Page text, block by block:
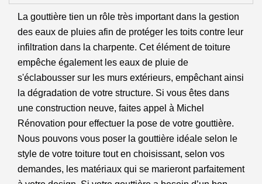
La gouttière tien un rôle très important dans la gestion
des eaux de pluies afin de protéger les toits contre leur
infiltration dans la charpente. Cet élément de toiture
empêche également les eaux de pluie de
s'éclabousser sur les murs extérieurs, empêchant ainsi
la dégradation de votre structure. Si vous êtes dans
une construction neuve, faites appel à Michel
Rénovation pour effectuer la pose de votre gouttière.
Nous pouvons vous poser la gouttière idéale selon le
style de votre toiture tout en choisissant, selon vos
demandes, les matériaux qui se marieront parfaitement